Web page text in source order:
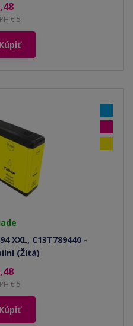
€ 5
Kúpiť
XXL, C13T789440 -
(Žltá)
€ 5
Kúpiť